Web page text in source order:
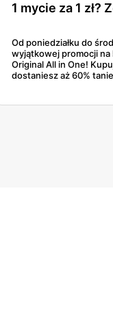
1 mycie za 1 zł?
Od poniedziałku do
wyjątkowej promocji na
Original All in One!
dostaniesz aż 60%